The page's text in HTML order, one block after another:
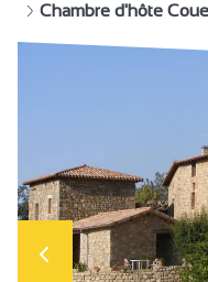
Chambre d'hôte